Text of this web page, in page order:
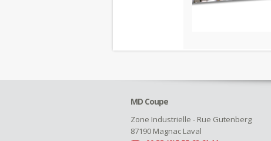
MD Coupe
Zone Industrielle - Rue Gutenberg
87190 Magnac Laval